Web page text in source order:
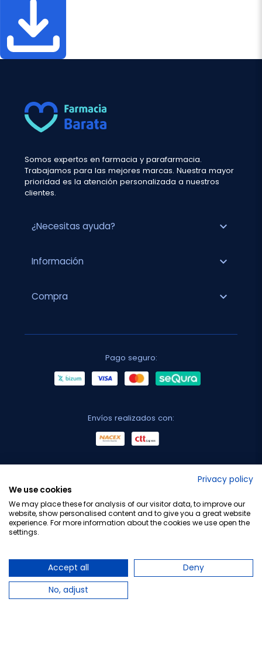
Somos expertos en farmacia y parafarmacia.
Trabajamos para las mejores marcas. Nuestra mayor
prioridad es la atención personalizada a nuestros
clientes.
¿Necesitas ayuda? expand_more
Información expand_more
Compra expand_more
Pago seguro:
Envíos realizados con:
Privacy policy
We use cookies
We may place these for analysis of our visitor data, to improve our
website, show personalised content and to give you a great website
experience. For more information about the cookies we use open the
settings.
Accept all
Deny
No, adjust